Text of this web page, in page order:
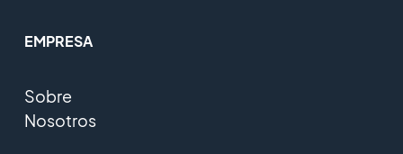
EMPRESA
Sobre
Nosotros